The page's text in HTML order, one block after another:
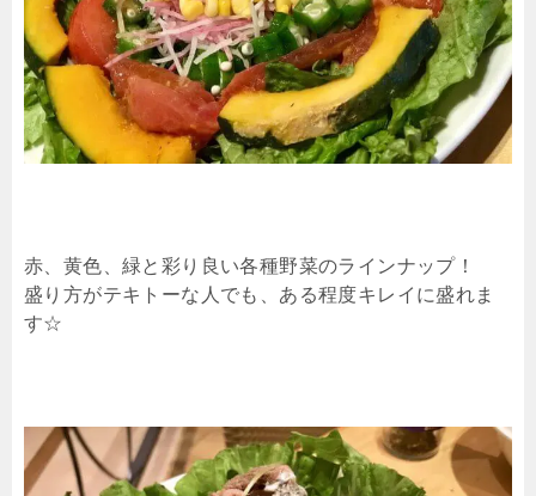
赤、黄色、緑と彩り良い各種野菜のラインナップ！
盛り方がテキトーな人でも、ある程度キレイに盛れま
す☆